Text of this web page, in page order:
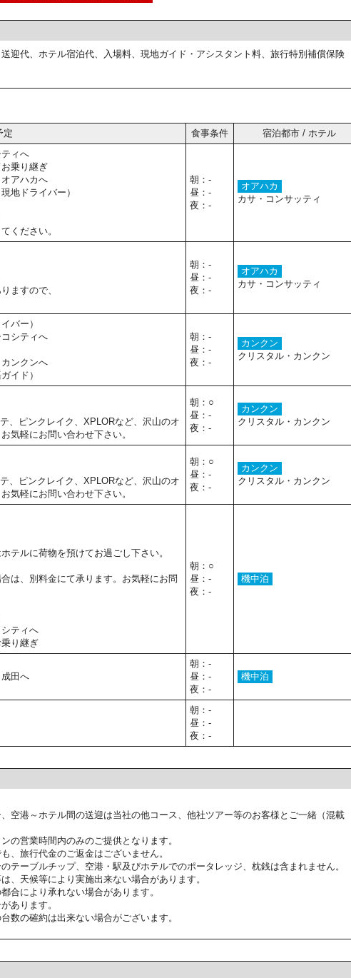
迎代、ホテル宿泊代、入場料、現地ガイド・アシスタント料、旅行特別補償保険
定 食事条件
宿泊都市 / ホテル
ィへ
乗り継ぎ
アハカへ
地ドライバー）
ください。
朝：-
昼：-
夜：-
オアハカ
カサ・コンサッティ
ますので、
朝：-
昼：-
夜：-
オアハカ
カサ・コンサッティ
バー）
シティへ
ンクンへ
イド）
朝：-
昼：-
夜：-
カンクン
クリスタル・カンクン
、ピンクレイク、XPLORなど、沢山のオ
気軽にお問い合わせ下さい。
朝：○
昼：-
夜：-
カンクン
クリスタル・カンクン
、ピンクレイク、XPLORなど、沢山のオ
気軽にお問い合わせ下さい。
朝：○
昼：-
夜：-
カンクン
クリスタル・カンクン
テルに荷物を預けてお過ごし下さい。
は、別料金にて承ります。お気軽にお問
ティへ
乗り継ぎ
朝：○
昼：-
夜：-
機中泊
田へ
朝：-
昼：-
夜：-
機中泊
朝：-
昼：-
夜：-
空港～ホテル間の送迎は当社の他コース、他社ツアー等のお客様とご一緒（混載
の営業時間内のみのご提供となります。
、旅行代金のご返金はございません。
テーブルチップ、空港・駅及びホテルでのポータレッジ、枕銭は含まれません。
、天候等により実施出来ない場合があります。
合により承れない場合があります。
あります。
数の確約は出来ない場合がございます。